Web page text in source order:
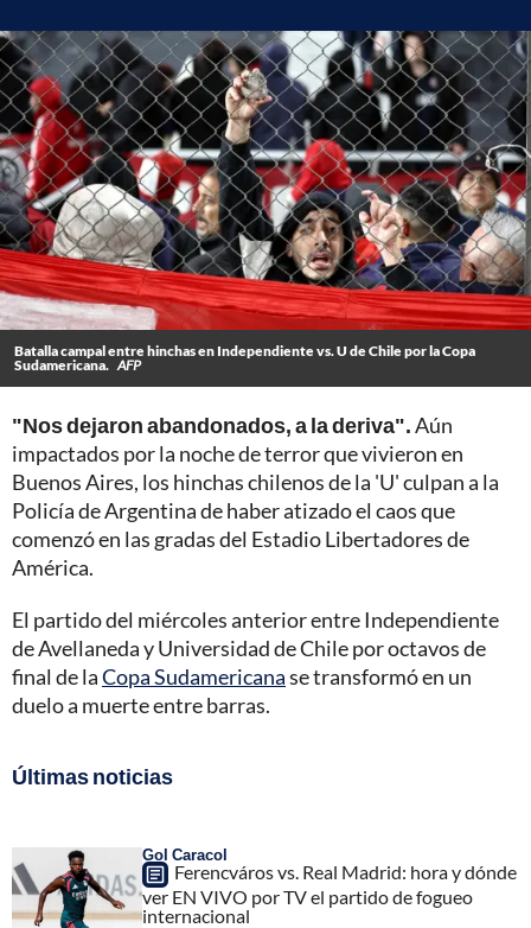
Batalla campal entre hinchas en Independiente vs. U de Chile por la Copa
Sudamericana. AFP
"Nos dejaron abandonados, a la deriva".Aún
impactados por la noche de terror que vivieron en
Buenos Aires, los hinchas chilenos de la 'U' culpan a la
Policía de Argentina de haber atizado el caos que
comenzó en las gradas del Estadio Libertadores de
América.
El partido del miércoles anterior entre Independiente
de Avellaneda y Universidad de Chile por octavos de
final de laCopa Sudamericanase transformó en un
duelo a muerte entre barras.
Últimas noticias
Gol Caracol
Ferencváros vs. Real Madrid: hora y dónde
ver EN VIVO por TV el partido de fogueo
internacional